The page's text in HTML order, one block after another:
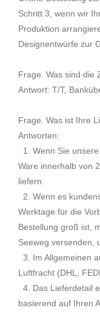
Schritt 3, wenn wir
Produktion
Designentwürfe zur
Frage. Was sind die
Antwort: T/T,
Frage. Was ist Ihre
Antworten:
1. Wenn Sie
Ware innerhalb von
liefern.
2. Wenn es
Werktage für die
Bestellung groß ist,
Seeweg versenden,
3. Im Allgemeinen
Luftfracht (DHL,
4. Das Lieferdetail
basierend auf Ihren